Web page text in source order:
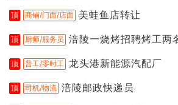
顶 商铺/门面/店面 美蛙鱼店转让
顶 厨师/服务员 涪陵一烧烤招聘烤工两
顶 普工/零时工 龙头港新能源汽配厂
顶 司机/物流 涪陵邮政快递员